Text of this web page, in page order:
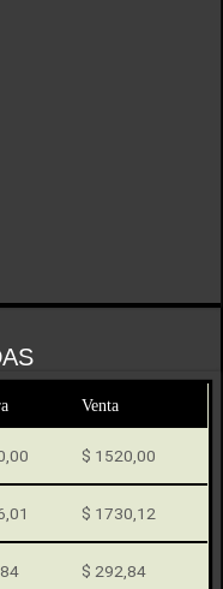
Venta
$ 1520,00
$ 1730,12
$ 292,84